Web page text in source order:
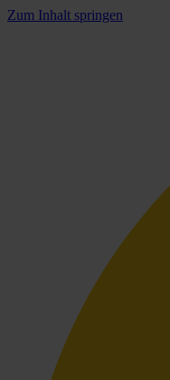
Zum Inhalt springen